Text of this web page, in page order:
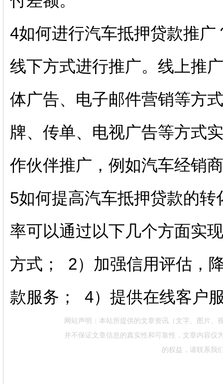
4如何进行汽车抵押贷款推
线下方式进行推广。线上推
体广告、电子邮件营销等方
牌、传单、电视广告等方式
作伙伴推广，例如汽车经销
5如何提高汽车抵押贷款的
率可以通过以下几个方面实
方式； 2）加强信用评估，
款服务； 4）提供在线客户
网站声明：本站所提供的文章资讯（文字、图片
并不保证文章信息的真实性和可靠性，文章内容仅
的权益，请联系我